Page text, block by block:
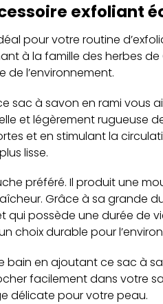
exfoliant
pour votre routine
à la famille des herbes de
l’environnement.
sac à savon en rami vous
et légèrement rugueuse
et en stimulant la
lisse.
préféré. Il produit une
Grâce à sa grande
possède une durée de
choix durable pour
bain en ajoutant ce sac à
facilement dans votre
délicate pour votre peau.